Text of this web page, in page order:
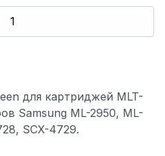
для картриджей MLT-
Samsung ML-2950, ML-
SCX-4729.